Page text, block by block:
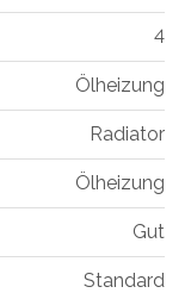
4
Ölheizung
Radiator
Ölheizung
Gut
Standard